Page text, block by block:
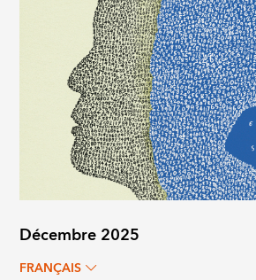
Décembre 2025
FRANÇAIS